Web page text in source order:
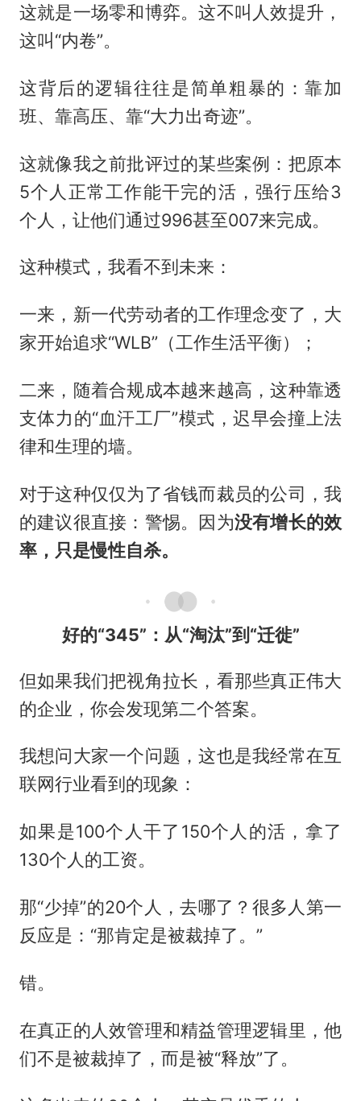
这就是一场零和博弈。这不叫人效提升，
这叫“内卷”。
这背后的逻辑往往是简单粗暴的：靠加
班、靠高压、靠“大力出奇迹”。
这就像我之前批评过的某些案例：把原本
5个人正常工作能干完的活，强行压给3
个人，让他们通过996甚至007来完成。
这种模式，我看不到未来：
一来，新一代劳动者的工作理念变了，大
家开始追求“WLB”（工作生活平衡）；
二来，随着合规成本越来越高，这种靠透
支体力的“血汗工厂”模式，迟早会撞上法
律和生理的墙。
对于这种仅仅为了省钱而裁员的公司，我
的建议很直接：警惕。因为没有增长的效
率，只是慢性自杀。
好的“345”：从“淘汰”到“迁徙”
但如果我们把视角拉长，看那些真正伟大
的企业，你会发现第二个答案。
我想问大家一个问题，这也是我经常在互
联网行业看到的现象：
如果是100个人干了150个人的活，拿了
130个人的工资。
那“少掉”的20个人，去哪了？很多人第一
反应是：“那肯定是被裁掉了。”
错。
在真正的人效管理和精益管理逻辑里，他
们不是被裁掉了，而是被“释放”了。